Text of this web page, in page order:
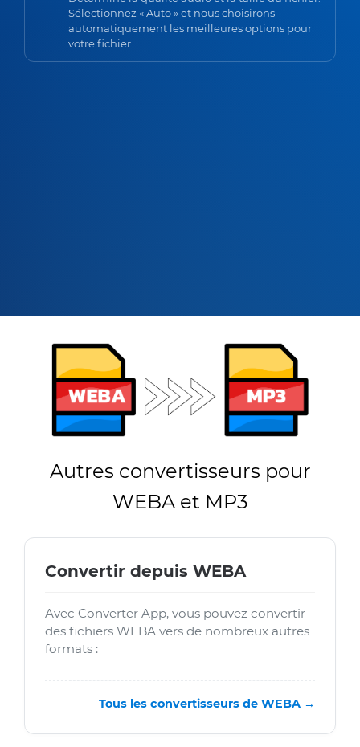
Sélectionnez « Auto » et nous choisirons
automatiquement les meilleures options pour
votre fichier.
Autres convertisseurs pour
WEBA et MP3
Convertir depuis WEBA
Avec Converter App, vous pouvez convertir
des fichiers WEBA vers de nombreux autres
formats :
Tous les convertisseurs de WEBA →